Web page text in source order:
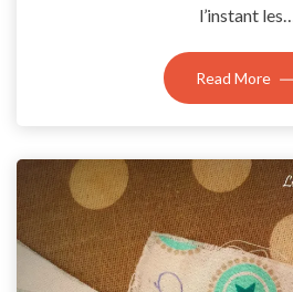
l’instant
Read More